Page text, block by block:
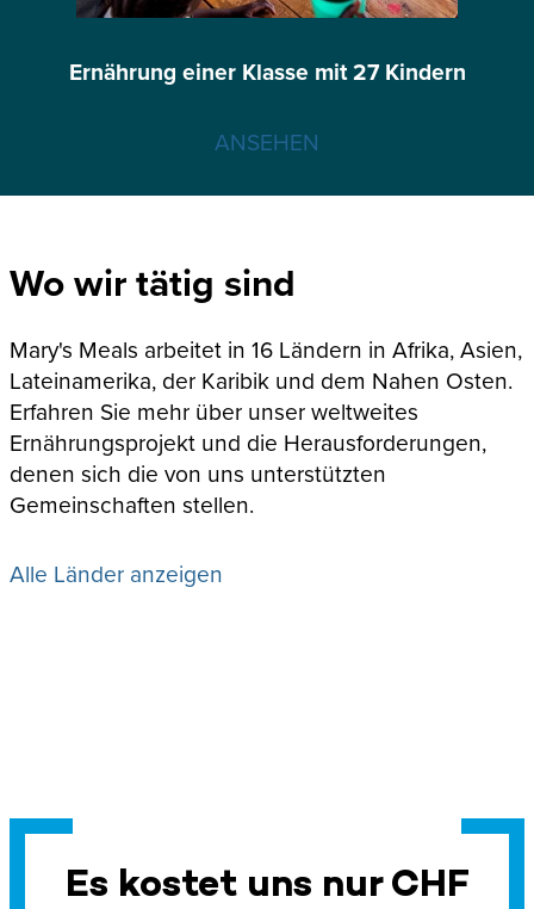
Ernährung einer Klasse mit 27 Kindern
ANSEHEN
Wo wir tätig sind
Mary's Meals arbeitet in 16 Ländern in Afrika, Asien,
Lateinamerika, der Karibik und dem Nahen Osten.
Erfahren Sie mehr über unser weltweites
Ernährungsprojekt und die Herausforderungen,
denen sich die von uns unterstützten
Gemeinschaften stellen.
Alle Länder anzeigen
Es kostet uns nur CHF